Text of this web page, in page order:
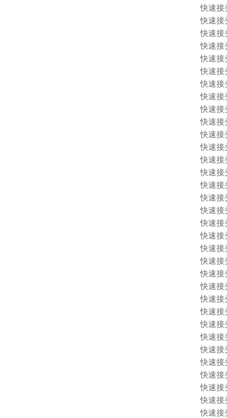
快速接
快速接
快速接
快速接
快速接
快速接
快速接
快速接
快速接
快速接
快速接
快速接
快速接
快速接
快速接
快速接
快速接
快速接
快速接
快速接
快速接
快速接
快速接
快速接
快速接
快速接
快速接
快速接
快速接
快速接
快速接
快速接
快速接